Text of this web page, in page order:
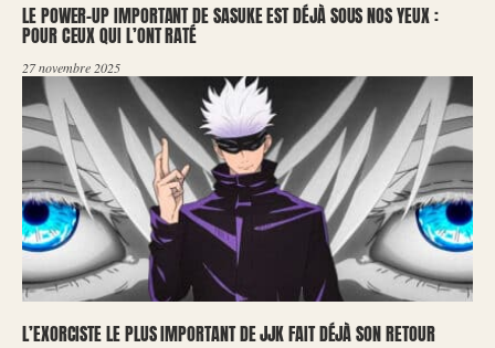
LE POWER-UP IMPORTANT DE SASUKE EST DÉJÀ SOUS NOS YEUX :
POUR CEUX QUI L’ONT RATÉ
27 novembre 2025
L’EXORCISTE LE PLUS IMPORTANT DE JJK FAIT DÉJÀ SON RETOUR